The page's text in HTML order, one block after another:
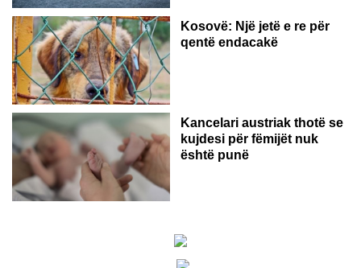
Kosovë: Një jetë e re për
qentë endacakë
Kancelari austriak thotë se
kujdesi për fëmijët nuk
është punë